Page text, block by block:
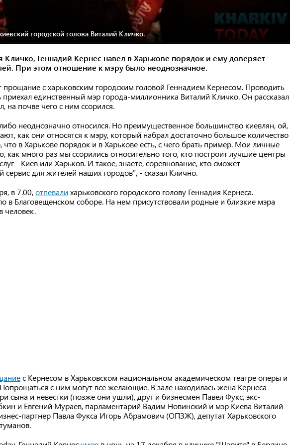
городской голова Виталий Кличко.
Геннадий Кернес навел в Харькове порядок и ему доверяет
При этом отношение к мэру было неоднозначное.
прощание с харьковским городским головой Геннадием Кернесом. Проводить
приехал единственный мэр города-миллионника Виталий Кличко. Он рассказал
на почве чего с ним ссорился.
неоднозначно относился. Но преимущественное большинство киевлян, ой,
как они относятся к мэру, который набрал достаточно большое количество
что в Харькове порядок и в Харькове есть, с чего брать пример. Мои личные
как много раз мы ссорились относительно того, кто построит лучшие центры
- Киев или Харьков. И такое, знаете, соревнование, кто сможет
сервис для жителей наших городов", - сказал Клично.
в 7.00,отпевали харьковского городского голову Геннадия Кернеса.
в Благовещенском соборе. На нем присутствовали родные и близкие мэра
человек.
с Кернесом в Харьковском национальном академическом театре оперы и
с ним могут все желающие. В зале находилась жена Кернеса
сына и невестки (позже они ушли), друг и бизнесмен Павел Фукс, экс-
и Евгений Мураев, парламентарий Вадим Новинский и мэр Киева Виталий
партнер Павла Фукса Игорь Абрамович (ОПЗЖ), депутат Харьковского